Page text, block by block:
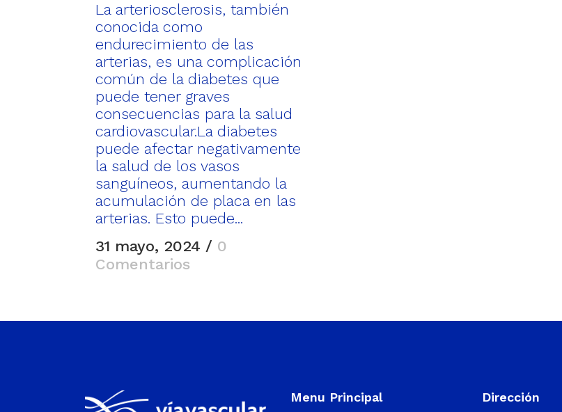
La arteriosclerosis, también
conocida como
endurecimiento de las
arterias, es una complicación
común de la diabetes que
puede tener graves
consecuencias para la salud
cardiovascular.La diabetes
puede afectar negativamente
la salud de los vasos
sanguíneos, aumentando la
acumulación de placa en las
arterias. Esto puede...
31 mayo, 2024 / 0
Comentarios
Menu Principal Dirección